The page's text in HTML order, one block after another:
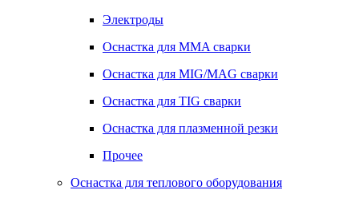
Электроды
Оснастка для MMA сварки
Оснастка для MIG/MAG сварки
Оснастка для TIG сварки
Оснастка для плазменной резки
Прочее
Оснастка для теплового оборудования